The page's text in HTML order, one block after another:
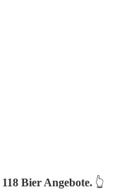
118 Bier Angebote. 👆